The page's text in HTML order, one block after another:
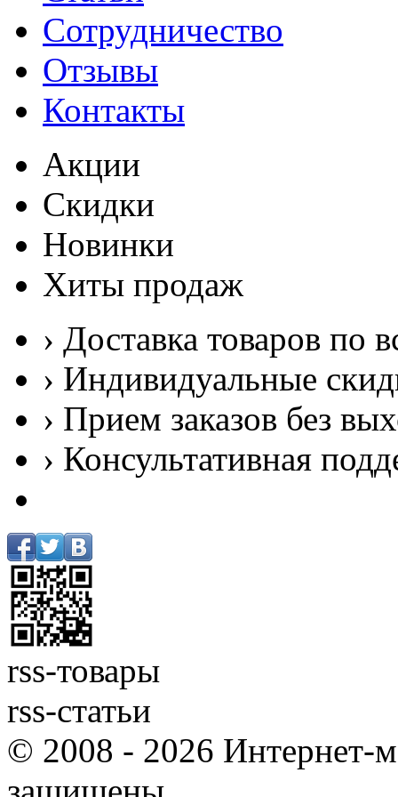
Сотрудничество
Отзывы
Контакты
Акции
Скидки
Новинки
Хиты продаж
› Доставка товаров по
› Индивидуальные
› Прием заказов без
› Консультативная
rss-товары
rss-статьи
© 2008 - 2026 Интернет-